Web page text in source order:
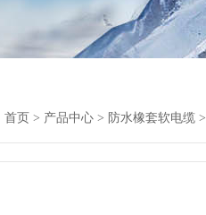
首页 > 产品中心 > 防水橡套软电缆 >